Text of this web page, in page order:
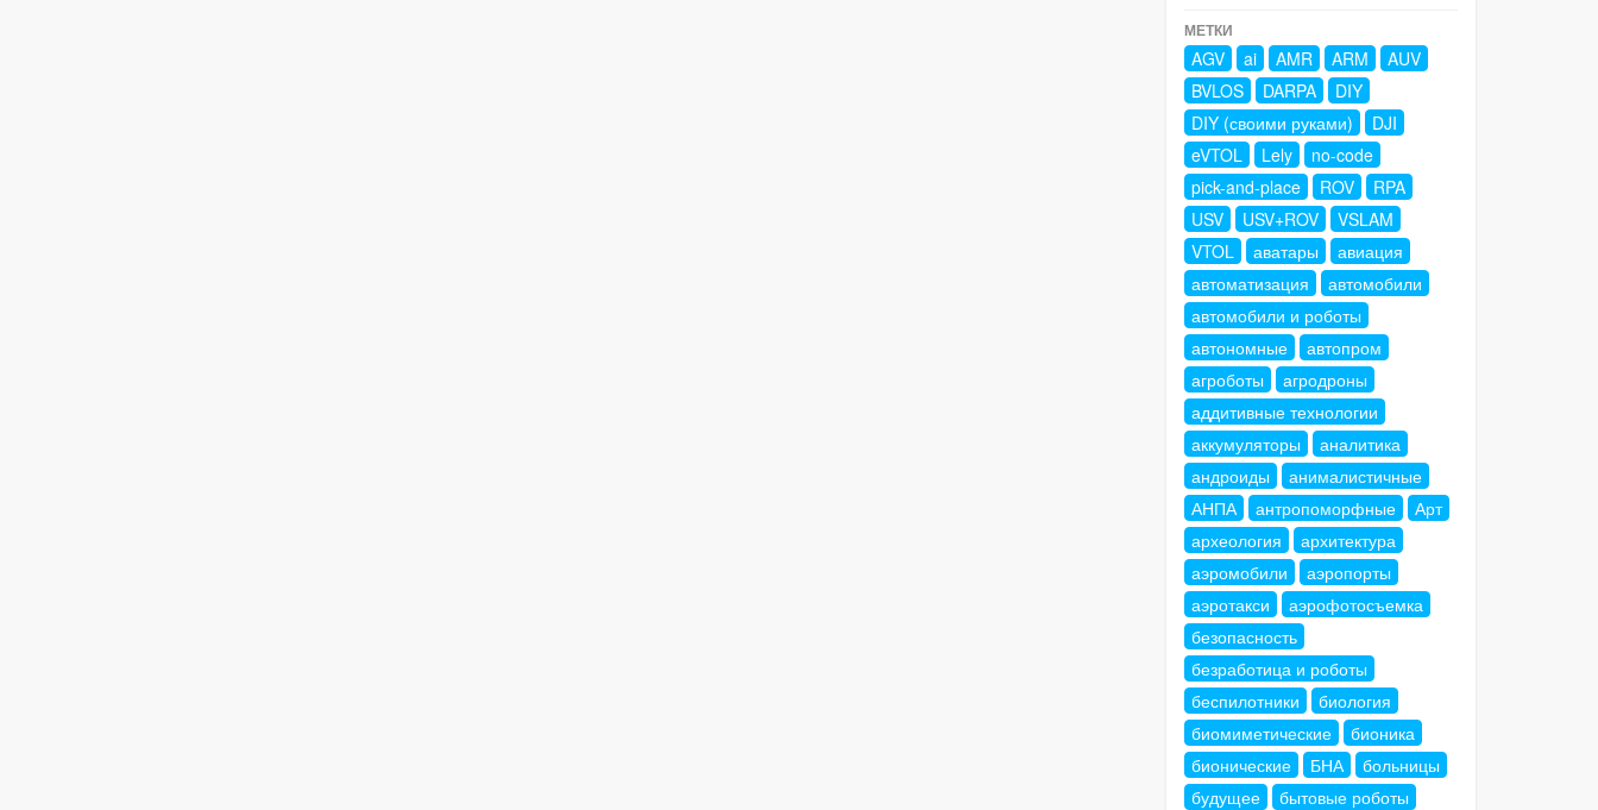
МЕТКИ
AGV ai AMR ARM
AUV
BVLOS
DARPA
DIY
DIY (своими руками)
DJI
eVTOL
Lely
no-code
pick-and-place
ROV
RPA
USV
USV+ROV
VSLAM
VTOL
аватары
авиация
автоматизация
автомобили
автомобили и роботы
автономные
автопром
агроботы
агродроны
аддитивные технологии
аккумуляторы
аналитика
андроиды
анималистичные
АНПА
антропоморфные
Арт
археология
архитектура
аэромобили
аэропорты
аэротакси
аэрофотосъемка
безопасность
безработица и роботы
беспилотники
биология
биомиметические
бионика
бионические
БНА
больницы
будущее
бытовые роботы